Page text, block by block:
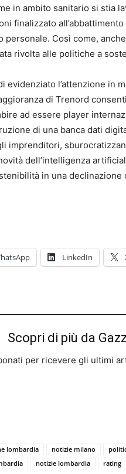
in ambito sanitario si stia
finalizzato
personale. Così come,
rivolta alle politiche a
evidenziato l’attenzione in
di Trenord
ad essere player
di una banca dati
imprenditori,
dell’intelligenza
in una
LinkedIn
Scopri di più da
per ricevere gli ultimi
lombardia notizie milano
notizie lombardia rating